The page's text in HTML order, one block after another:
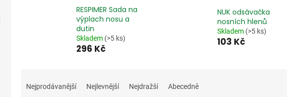
RESPIMER Sada na
výplach nosu a
dutin
Skladem (>5 ks)
296 Kč
NUK odsávačka
nosních hlenů
Skladem (>5 ks)
103 Kč
aNejprodávanější Nejlevnější Nejdražší Abecedně